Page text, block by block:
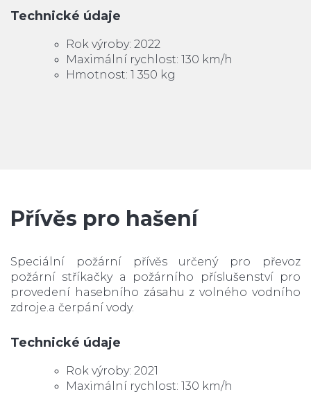
Technické údaje
Rok výroby: 2022
Maximální rychlost: 130 km/h
Hmotnost: 1 350 kg
Přívěs pro hašení
Speciální požární přívěs určený pro převoz
požární stříkačky a požárního příslušenství pro
provedení hasebního zásahu z volného vodního
zdroje.a čerpání vody.
Technické údaje
Rok výroby: 2021
Maximální rychlost: 130 km/h